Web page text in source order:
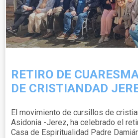
RETIRO DE
DE CRISTIANDAD
El movimiento de cursillos de
Asidonia -Jerez, ha celebrado el
Casa de Espiritualidad Padre